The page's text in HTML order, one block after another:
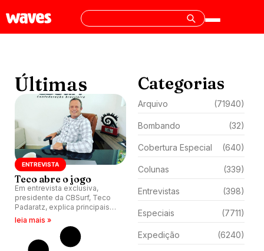
Últimas
ENTREVISTA
Teco abre o jogo
Em entrevista exclusiva,
presidente da CBSurf, Teco
Padaratz, explica principais
mudanças do calendário de
2026 dos circuitos brasileiros,
fala sobre gestão e enfatiza
foco no esporte.
leia mais »
Categorias
Arquivo (71940)
Bombando (32)
Cobertura Especial (640)
Colunas (339)
Entrevistas (398)
Especiais (7711)
Expedição (6240)